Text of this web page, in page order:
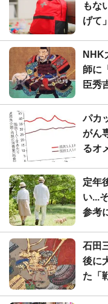
もな
げて
NHK
師に
臣秀
パカ
がん
るオ
定年
い...
参考
石田
後に
た「